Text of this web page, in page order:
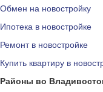
Обмен на новостройку
Ипотека в новостройке
Ремонт в новостройке
Купить квартиру в
Районы во